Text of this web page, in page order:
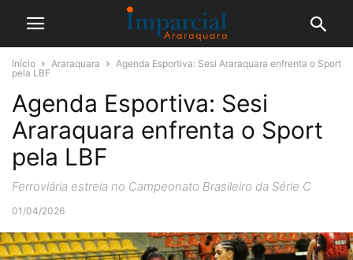
Início Araraquara
Agenda Esportiva: Sesi Araraquara enfrenta o Sport
pela LBF
Agenda Esportiva: Sesi
Araraquara enfrenta o Sport
pela LBF
Ferroviária estreia no Campeonato Brasileiro da Série C
01/04/2026